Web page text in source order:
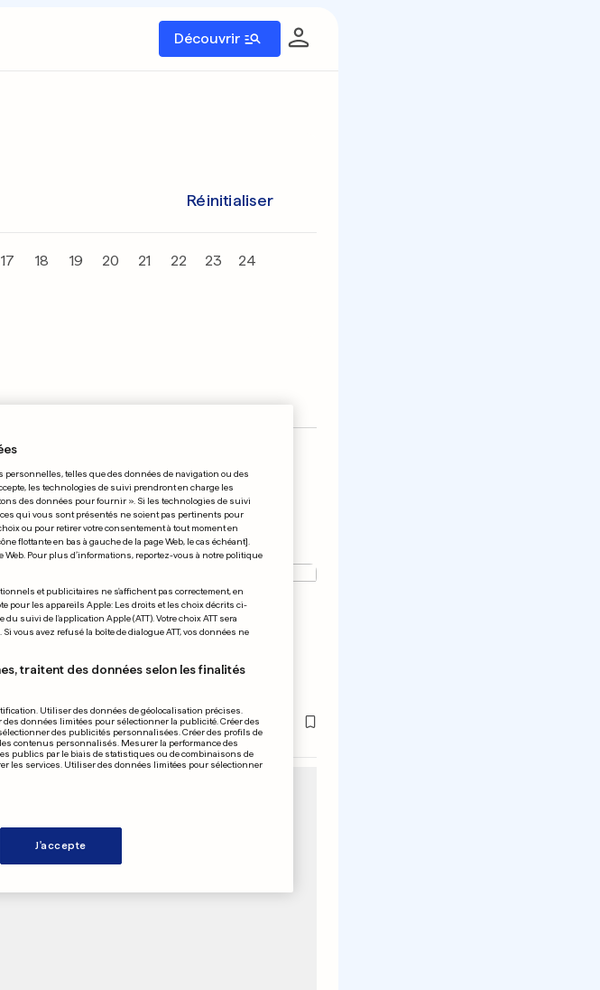
Découvrir
Réinitialiser
17 18 19 20 21 22 23 24
ÉTATS-UNIS
Fin des débats au
procès entre Amber
Heard et Johnny Depp,
0 177 1
telles que des données de navigation ou des
les technologies de suivi prendront en charge les
des données pour fournir ». Si les technologies de suivi
qui vous sont présentés ne soient pas pertinents pour
ou pour retirer votre consentement à tout moment en
flottante en bas à gauche de la page Web, le cas échéant].
Pour plus d’informations, reportez-vous à notre politique
et publicitaires ne s'affichent pas correctement, en
pour les appareils Apple: Les droits et les choix décrits ci-
suivi de l'application Apple (ATT). Votre choix ATT sera
vous avez refusé la boîte de dialogue ATT, vos données ne
traitent des données selon les finalités
Utiliser des données de géolocalisation précises.
données limitées pour sélectionner la publicité. Créer des
des publicités personnalisées. Créer des profils de
contenus personnalisés. Mesurer la performance des
publics par le biais de statistiques ou de combinaisons de
les services. Utiliser des données limitées pour sélectionner
J'accepte